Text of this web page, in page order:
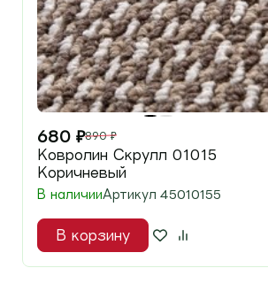
680 ₽890 ₽
Ковролин Скрулл 01015
Коричневый
В наличииАртикул 45010155
В корзину